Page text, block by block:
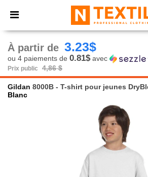
× Appli Ntextil
Meilleurs prix sur l’app !
À partir de 3.23$
ou 4 paiements de 0.81$avec
Prix public 4,86 $
Gildan 8000B - T-shirt pour jeunes
Blanc